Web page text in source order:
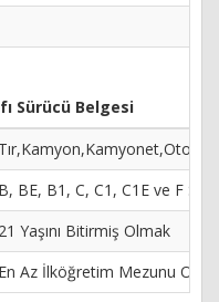
Sürücü Belgesi
B, BE, B1, C, C1, C1E ve F
21 Yaşını Bitirmiş Olmak
En Az İlköğretim Mezunu